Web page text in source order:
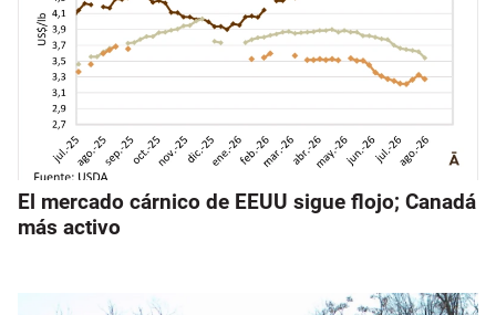
El mercado cárnico de EEUU sigue flojo; Canadá
más activo